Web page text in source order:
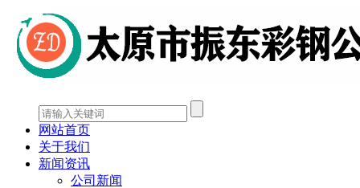
网站首页
关于我们
新闻资讯
公司新闻